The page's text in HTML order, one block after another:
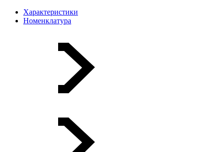
Характеристики
Номенклатура